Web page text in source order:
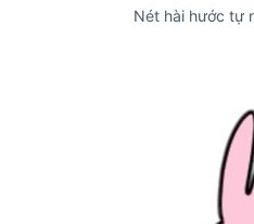
Nét hài hước tự